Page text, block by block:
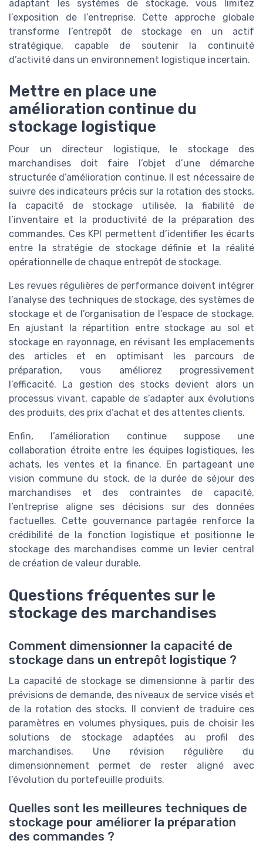
adaptant les systèmes de stockage, vous limitez
l’exposition de l’entreprise. Cette approche globale
transforme l’entrepôt de stockage en un actif
stratégique, capable de soutenir la continuité
d’activité dans un environnement logistique incertain.
Mettre en place une
amélioration continue du
stockage logistique
Pour un directeur logistique, le stockage des
marchandises doit faire l’objet d’une démarche
structurée d’amélioration continue. Il est nécessaire de
suivre des indicateurs précis sur la rotation des stocks,
la capacité de stockage utilisée, la fiabilité de
l’inventaire et la productivité de la préparation des
commandes. Ces KPI permettent d’identifier les écarts
entre la stratégie de stockage définie et la réalité
opérationnelle de chaque entrepôt de stockage.
Les revues régulières de performance doivent intégrer
l’analyse des techniques de stockage, des systèmes de
stockage et de l’organisation de l’espace de stockage.
En ajustant la répartition entre stockage au sol et
stockage en rayonnage, en révisant les emplacements
des articles et en optimisant les parcours de
préparation, vous améliorez progressivement
l’efficacité. La gestion des stocks devient alors un
processus vivant, capable de s’adapter aux évolutions
des produits, des prix d’achat et des attentes clients.
Enfin, l’amélioration continue suppose une
collaboration étroite entre les équipes logistiques, les
achats, les ventes et la finance. En partageant une
vision commune du stock, de la durée de séjour des
marchandises et des contraintes de capacité,
l’entreprise aligne ses décisions sur des données
factuelles. Cette gouvernance partagée renforce la
crédibilité de la fonction logistique et positionne le
stockage des marchandises comme un levier central
de création de valeur durable.
Questions fréquentes sur le
stockage des marchandises
Comment dimensionner la capacité de
stockage dans un entrepôt logistique ?
La capacité de stockage se dimensionne à partir des
prévisions de demande, des niveaux de service visés et
de la rotation des stocks. Il convient de traduire ces
paramètres en volumes physiques, puis de choisir les
solutions de stockage adaptées au profil des
marchandises. Une révision régulière du
dimensionnement permet de rester aligné avec
l’évolution du portefeuille produits.
Quelles sont les meilleures techniques de
stockage pour améliorer la préparation
des commandes ?